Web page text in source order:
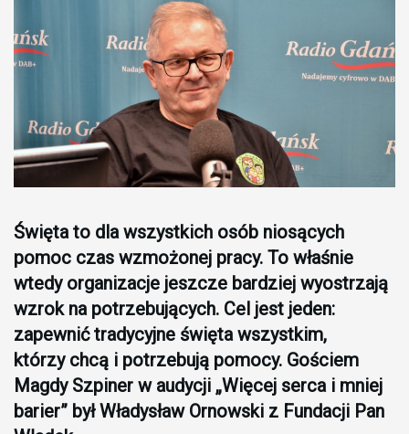
Święta to dla wszystkich osób niosących
pomoc czas wzmożonej pracy. To właśnie
wtedy organizacje jeszcze bardziej wyostrzają
wzrok na potrzebujących. Cel jest jeden:
zapewnić tradycyjne święta wszystkim,
którzy chcą i potrzebują pomocy. Gościem
Magdy Szpiner w audycji „Więcej serca i mniej
barier” był Władysław Ornowski z Fundacji Pan